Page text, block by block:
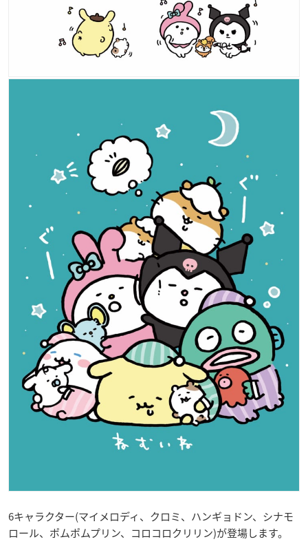
6キャラクター(マイメロディ、クロミ、ハンギョドン、シナモ
ロール、ポムポムプリン、コロコロクリリン)が登場します。